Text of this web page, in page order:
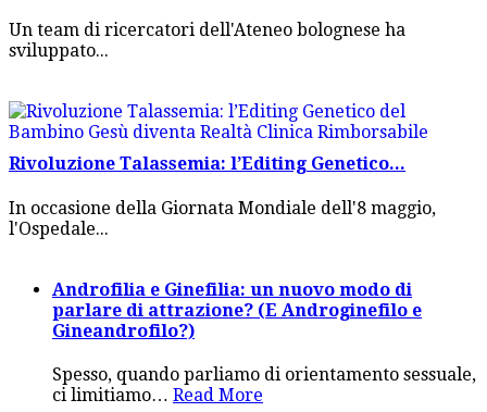
Un team di ricercatori dell'Ateneo bolognese ha
sviluppato...
Rivoluzione Talassemia: l’Editing Genetico...
In occasione della Giornata Mondiale dell'8 maggio,
l'Ospedale...
Androfilia e Ginefilia: un nuovo modo di
parlare di attrazione? (E Androginefilo e
Gineandrofilo?)
Spesso, quando parliamo di orientamento sessuale,
ci limitiamo… Read More